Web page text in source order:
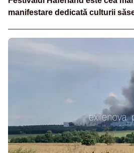
manifestare dedicată culturii